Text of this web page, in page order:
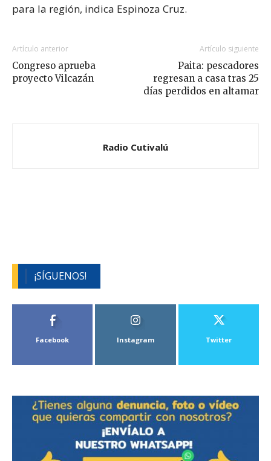
para la región, indica Espinoza Cruz.
Artículo anterior
Congreso aprueba
proyecto Vilcazán
Artículo siguiente
Paita: pescadores
regresan a casa tras 25
días perdidos en altamar
Radio Cutivalú
¡SÍGUENOS!